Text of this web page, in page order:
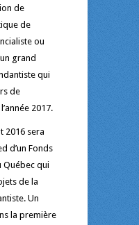
de
de
ou
grand
qui
de
2017.
2016 sera
d’un Fonds
Québec qui
de la
Un
la première